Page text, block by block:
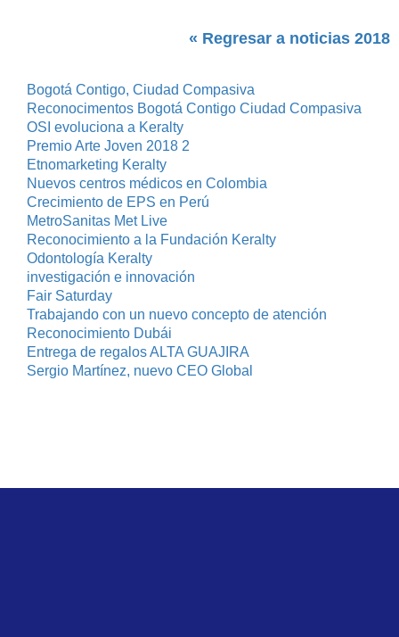
« Regresar a noticias 2018
Bogotá Contigo, Ciudad Compasiva
Reconocimentos Bogotá Contigo Ciudad Compasiva
OSI evoluciona a Keralty
Premio Arte Joven 2018 2
Etnomarketing Keralty
Nuevos centros médicos en Colombia
Crecimiento de EPS en Perú
MetroSanitas Met Live
Reconocimiento a la Fundación Keralty
Odontología Keralty
investigación e innovación
Fair Saturday
Trabajando con un nuevo concepto de atención
Reconocimiento Dubái
Entrega de regalos ALTA GUAJIRA
Sergio Martínez, nuevo CEO Global